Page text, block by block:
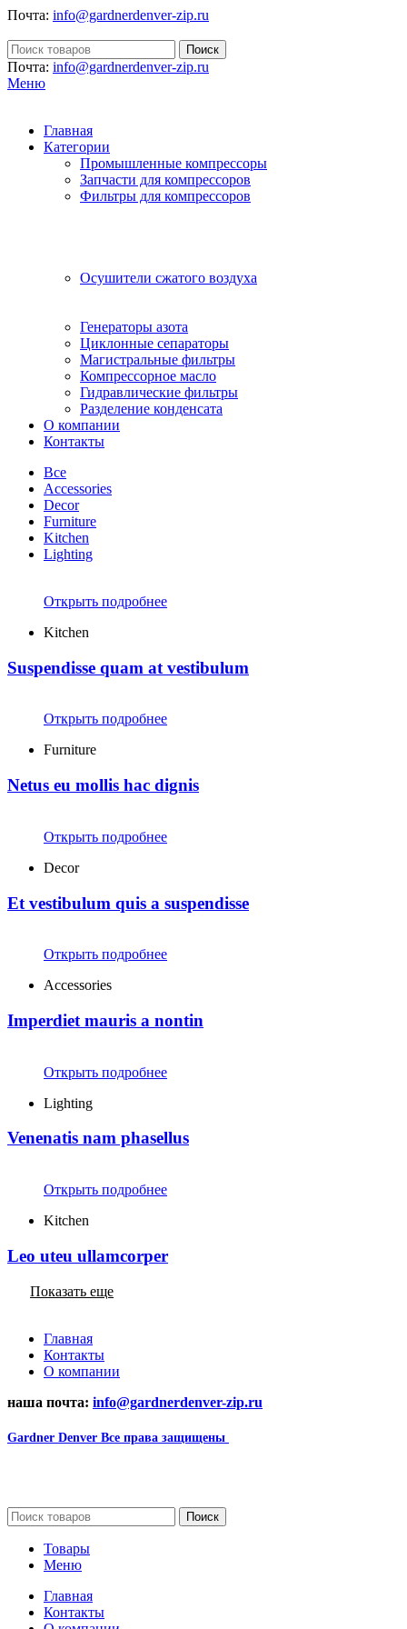
Почта: info@gardnerdenver-zip.ru
Поиск
Почта: info@gardnerdenver-zip.ru
Меню
Главная
Категории
Промышленные компрессоры
Запчасти для компрессоров
Фильтры для компрессоров
Осушители сжатого воздуха
Генераторы азота
Циклонные сепараторы
Магистральные фильтры
Компрессорное масло
Гидравлические фильтры
Разделение конденсата
О компании
Контакты
Все
Accessories
Decor
Furniture
Kitchen
Lighting
Открыть подробнее
Kitchen
Suspendisse quam at vestibulum
Открыть подробнее
Furniture
Netus eu mollis hac dignis
Открыть подробнее
Decor
Et vestibulum quis a suspendisse
Открыть подробнее
Accessories
Imperdiet mauris a nontin
Открыть подробнее
Lighting
Venenatis nam phasellus
Открыть подробнее
Kitchen
Leo uteu ullamcorper
Показать еще
Главная
Контакты
О компании
наша почта: info@gardnerdenver-zip.ru
Gardner Denver Все права защищены
Поиск
Товары
Меню
Главная
Контакты